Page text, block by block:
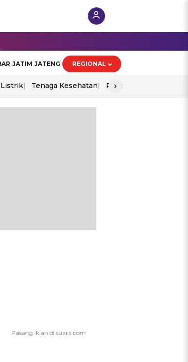
JATIM JATENG REGIONAL
Tenaga Kesehatan Piala Aff 2026
›